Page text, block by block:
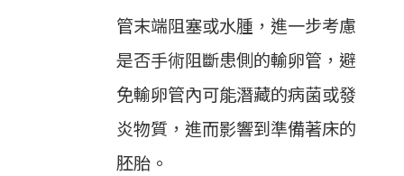
管末端阻塞或水腫，進一步考慮
是否手術阻斷患側的輸卵管，避
免輸卵管內可能潛藏的病菌或發
炎物質，進而影響到準備著床的
胚胎。